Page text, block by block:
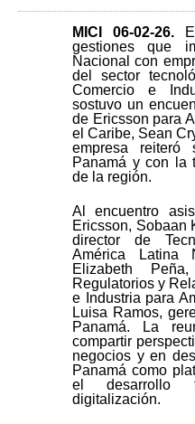
MICI 06-02-26.
gestiones que
Nacional con
del sector
Comercio e
sostuvo un
de Ericsson para
el Caribe, Sean
empresa reiteró
Panamá y con la
de la región.
Al encuentro
Ericsson, Sobaan
director de
América Latina
Elizabeth
Regulatorios y
e Industria para
Luisa Ramos,
Panamá. La
compartir
negocios y en
Panamá como
el desarrollo
digitalización.